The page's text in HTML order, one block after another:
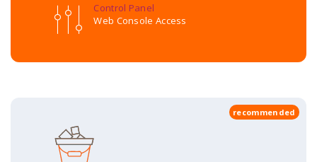
Control Panel
Web Console Access
recommended